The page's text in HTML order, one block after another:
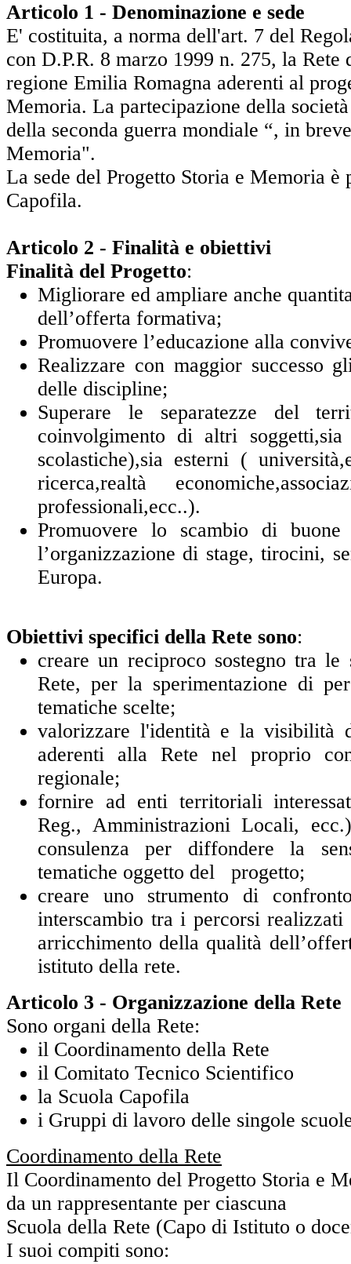
Articolo 1 - Denominazione e sede
E' costituita, a norma dell'art. 7 del
con D.P.R. 8 marzo 1999 n. 275, la Rete
regione Emilia Romagna aderenti al
Memoria. La partecipazione della
della seconda guerra mondiale “, in
Memoria".
La sede del Progetto Storia e Memoria è
Capofila.
Articolo 2 - Finalità e obiettivi
Finalità del Progetto:
Migliorare ed ampliare anche
dell’offerta formativa;
Promuovere l’educazione alla
Realizzare con maggior successo
delle discipline;
Superare le separatezze del
coinvolgimento di altri
scolastiche),sia esterni (
ricerca,realtà
professionali,ecc..).
Promuovere lo scambio di buone
l’organizzazione di stage, tirocini,
Europa.
Obiettivi specifici della Rete sono:
creare un reciproco sostegno tra le
Rete, per la sperimentazione di
tematiche scelte;
valorizzare l'identità e la visibilità
aderenti alla Rete nel proprio
regionale;
fornire ad enti territoriali
Reg., Amministrazioni Locali,
consulenza per diffondere la
tematiche oggetto del progetto;
creare uno strumento di
interscambio tra i percorsi
arricchimento della qualità
istituto della rete.
Articolo 3 - Organizzazione della Rete
Sono organi della Rete:
il Coordinamento della Rete
il Comitato Tecnico Scientifico
la Scuola Capofila
i Gruppi di lavoro delle singole
Coordinamento della Rete
Il Coordinamento del Progetto Storia e
da un rappresentante per ciascuna
Scuola della Rete (Capo di Istituto o
I suoi compiti sono: